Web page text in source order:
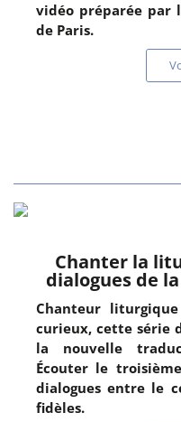
vidéo préparée par
de Paris.
Chanter la
dialogues de
Chanteur
curieux, cette série
la nouvelle
Écouter le
dialogues entre le
fidèles.